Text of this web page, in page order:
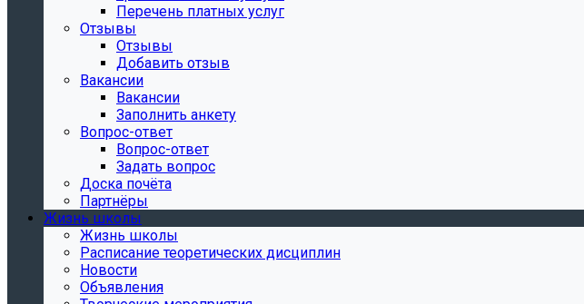
Перечень платных услуг
Отзывы
Отзывы
Добавить отзыв
Вакансии
Вакансии
Заполнить анкету
Вопрос-ответ
Вопрос-ответ
Задать вопрос
Доска почёта
Партнёры
Жизнь школы
Жизнь школы
Расписание теоретических дисциплин
Новости
Объявления